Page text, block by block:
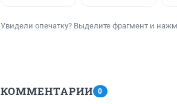
Увидели опечатку? Выделите фрагмент и
КОММЕНТАРИИ 0